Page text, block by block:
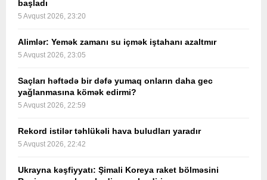
başladı
5 Avqust 2026, 23:20
Alimlər: Yemək zamanı su içmək iştahanı azaltmır
5 Avqust 2026, 23:05
Saçları həftədə bir dəfə yumaq onların daha gec
yağlanmasına kömək edirmi?
5 Avqust 2026, 22:59
Rekord istilər təhlükəli hava buludları yaradır
5 Avqust 2026, 22:42
Ukrayna kəşfiyyatı: Şimali Koreya raket bölməsini